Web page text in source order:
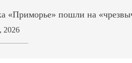
«Приморье» пошли на
2026